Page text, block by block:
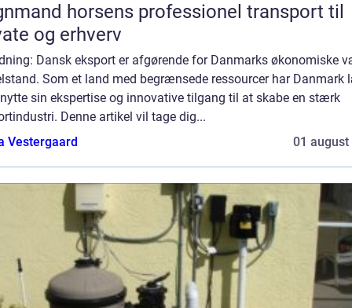
horsens professionel transport til
og erhverv
Dansk eksport er afgørende for Danmarks økonomiske
Som et land med begrænsede ressourcer har Danmark
sin ekspertise og innovative tilgang til at skabe en stærk
Denne artikel vil tage dig...
Vestergaard
01 august